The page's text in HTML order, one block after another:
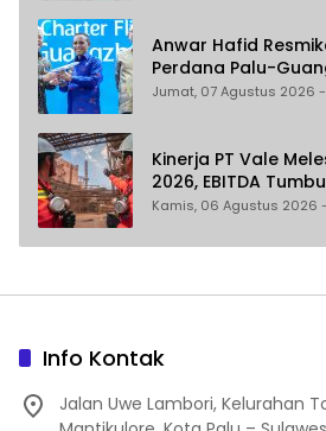
Anwar Hafid
Perdana Palu-
Maskapai Jajaki
Jumat, 07 Agustus 2026 -
Kinerja PT Vale
2026, EBITDA
Kamis, 06 Agustus 2026 -
Info Kontak
Jalan Uwe Lambori, Kelurahan